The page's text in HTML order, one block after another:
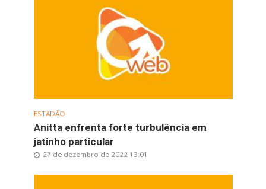
ESTADÃO
Anitta enfrenta forte turbulência em
jatinho particular
27 de dezembro de 2022 13:01